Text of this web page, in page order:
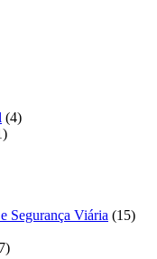
(4)
Segurança Viária (15)